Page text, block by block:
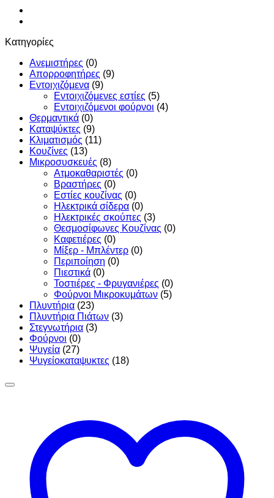
Κατηγορίες
Ανεμιστήρες (0)
Απορροφητήρες (9)
Εντoιχιζόμενα (9)
Εντοιχιζόμενες εστίες (5)
Εντοιχιζόμενοι φούρνοι (4)
Θερμαντικά (0)
Καταψύκτες (9)
Κλιματισμός (11)
Κουζίνες (13)
Μικροσυσκευές (8)
Ατμοκαθαριστές (0)
Βραστήρες (0)
Εστίες κουζίνας (0)
Ηλεκτρικά σίδερα (0)
Ηλεκτρικές σκούπες (3)
Θεσμοσίφωνες Κουζίνας (0)
Καφετιέρες (0)
Μίξερ - Μπλέντερ (0)
Περιποίηση (0)
Πιεστικά (0)
Τοστιέρες - Φρυγανιέρες (0)
Φούρνοι Μικροκυμάτων (5)
Πλυντήρια (23)
Πλυντήρια Πιάτων (3)
Στεγνωτήρια (3)
Φούρνοι (0)
Ψυγεία (27)
Ψυγείοκαταψυκτες (18)